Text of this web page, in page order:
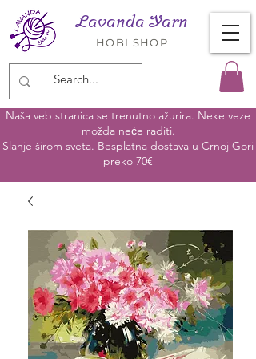
Lavanda Yarn
HOBI SHOP
Naša veb stranica se trenutno ažurira. Neke veze
možda neće raditi.
Slanje širom sveta. Besplatna dostava u Crnoj Gori
preko 70€